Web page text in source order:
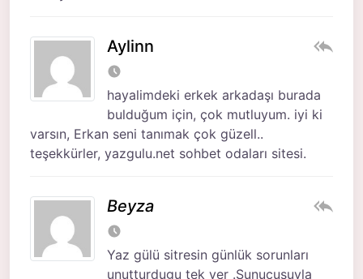
Aylinn
hayalimdeki erkek arkadaşı burada
bulduğum için, çok mutluyum. iyi ki
varsın, Erkan seni tanımak çok güzell..
teşekkürler, yazgulu.net sohbet odaları sitesi.
Beyza
Yaz gülü sitresin günlük sorunları
unutturdugu tek yer .Sunucusuyla